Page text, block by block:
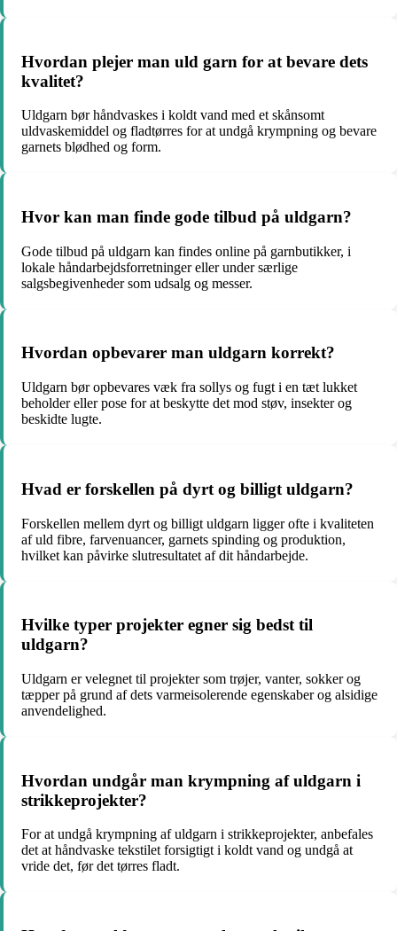
Hvordan plejer man uld garn for at bevare dets
kvalitet?
Uldgarn bør håndvaskes i koldt vand med et skånsomt
uldvaskemiddel og fladtørres for at undgå krympning og bevare
garnets blødhed og form.
Hvor kan man finde gode tilbud på uldgarn?
Gode tilbud på uldgarn kan findes online på garnbutikker, i
lokale håndarbejdsforretninger eller under særlige
salgsbegivenheder som udsalg og messer.
Hvordan opbevarer man uldgarn korrekt?
Uldgarn bør opbevares væk fra sollys og fugt i en tæt lukket
beholder eller pose for at beskytte det mod støv, insekter og
beskidte lugte.
Hvad er forskellen på dyrt og billigt uldgarn?
Forskellen mellem dyrt og billigt uldgarn ligger ofte i kvaliteten
af ​​uld fibre, farvenuancer, garnets spinding og produktion,
hvilket kan påvirke slutresultatet af dit håndarbejde.
Hvilke typer projekter egner sig bedst til
uldgarn?
Uldgarn er velegnet til projekter som trøjer, vanter, sokker og
tæpper på grund af dets varmeisolerende egenskaber og alsidige
anvendelighed.
Hvordan undgår man krympning af uldgarn i
strikkeprojekter?
For at undgå krympning af uldgarn i strikkeprojekter, anbefales
det at håndvaske tekstilet forsigtigt i koldt vand og undgå at
vride det, før det tørres fladt.